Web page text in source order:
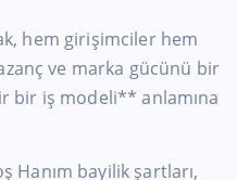
hem girişimciler hem
ve marka gücünü bir
bir iş modeli** anlamına
Hanım bayilik şartları,